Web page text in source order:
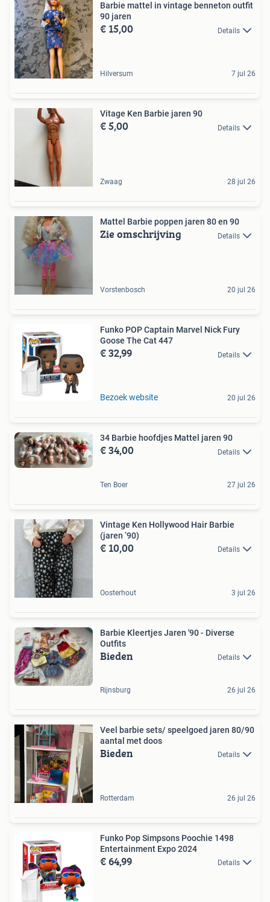
Barbie mattel in vintage benneton outfit
90 jaren
€ 15,00 Details
Hilversum 7 jul 26
Vitage Ken Barbie jaren 90
€ 5,00 Details
Zwaag 28 jul 26
Mattel Barbie poppen jaren 80 en 90
Zie omschrijving Details
Vorstenbosch 20 jul 26
Funko POP Captain Marvel Nick Fury
Goose The Cat 447
€ 32,99 Details
Bezoek website 20 jul 26
34 Barbie hoofdjes Mattel jaren 90
€ 34,00 Details
Ten Boer 27 jul 26
Vintage Ken Hollywood Hair Barbie
(jaren ’90)
€ 10,00 Details
Oosterhout 3 jul 26
Barbie Kleertjes Jaren '90 - Diverse
Outfits
Bieden Details
Rijnsburg 26 jul 26
Veel barbie sets/ speelgoed jaren 80/90
aantal met doos
Bieden Details
Rotterdam 26 jul 26
Funko Pop Simpsons Poochie 1498
Entertainment Expo 2024
€ 64,99 Details